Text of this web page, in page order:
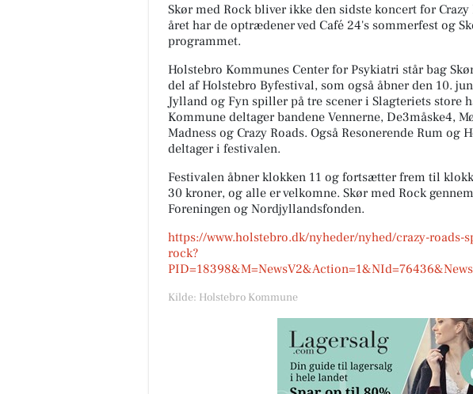
Skør med Rock bliver ikke den sidste koncert for Crazy
året har de optrædener ved Café 24's sommerfest og
programmet.
Holstebro Kommunes Center for Psykiatri står bag
del af Holstebro Byfestival, som også åbner den 10.
Jylland og Fyn spiller på tre scener i Slagteriets store
Kommune deltager bandene Vennerne, De3måske4,
Madness og Crazy Roads. Også Resonerende Rum og
deltager i festivalen.
Festivalen åbner klokken 11 og fortsætter frem til
30 kroner, og alle er velkomne. Skør med Rock
Foreningen og Nordjyllandsfonden.
https://www.holstebro.dk/nyheder/nyhed/crazy-
rock?
Kilde: Holstebro Kommune